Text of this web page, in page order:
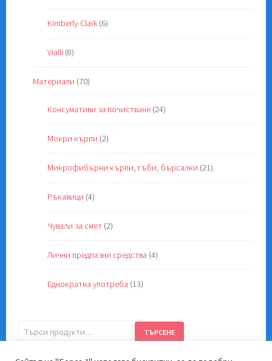
Kimberly-Clark (6)
Vialli (8)
Материали (70)
Консумативи за почистване (24)
Мокри кърпи (2)
Микрофибърни кърпи, гъби, бърсалки (21)
Ръкавици (4)
Чували за смет (2)
Лични предпазни средства (4)
Еднократна употреба (13)
Търсене
за:
ТЪРСЕНЕ